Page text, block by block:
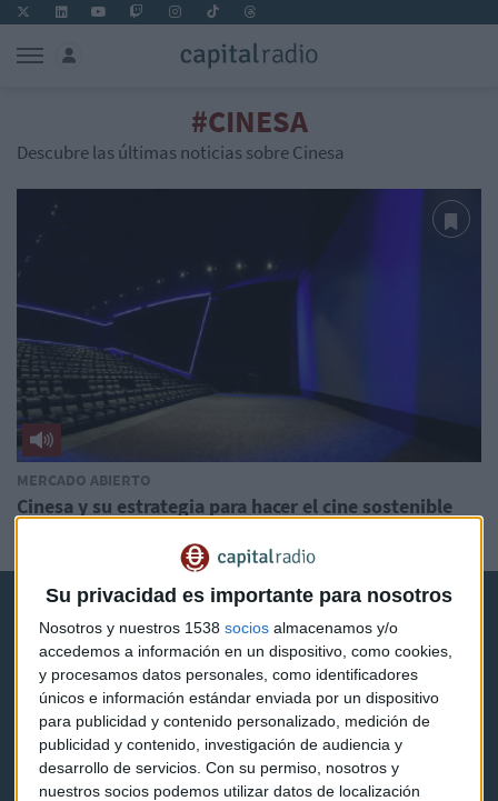
Su privacidad es importante para nosotros
Nosotros y nuestros 1538 socios almacenamos y/o
accedemos a información en un dispositivo, como cookies,
y procesamos datos personales, como identificadores
únicos e información estándar enviada por un dispositivo
para publicidad y contenido personalizado, medición de
publicidad y contenido, investigación de audiencia y
desarrollo de servicios. Con su permiso, nosotros y
nuestros socios podemos utilizar datos de localización
#CINESA
Descubre las últimas noticias sobre Cinesa
MERCADO ABIERTO
Cinesa y su estrategia para hacer el cine sostenible
Capital Radio
Noticias